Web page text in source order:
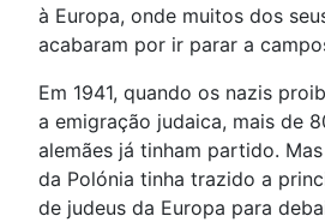
à Europa, onde muitos dos
acabaram por ir parar a
Em 1941, quando os nazis
a emigração judaica, mais de
alemães já tinham partido.
da Polónia tinha trazido a
de judeus da Europa para